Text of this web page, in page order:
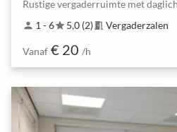
person 1 - 6star5,0 (2) meeting_room Vergaderzalen
Vanaf € 20 /h